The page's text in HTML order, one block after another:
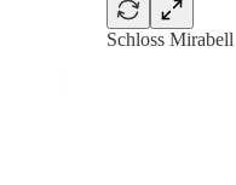
Schloss Mirabell